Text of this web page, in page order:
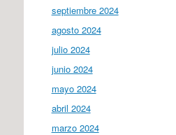
septiembre 2024
agosto 2024
julio 2024
junio 2024
mayo 2024
abril 2024
marzo 2024